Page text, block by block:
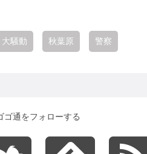
大騒動 秋葉原 警察
ゴ通をフォローする